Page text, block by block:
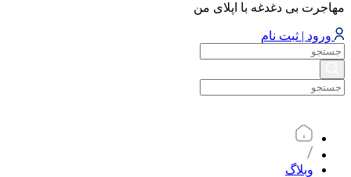
مهاجرت بی دغدغه با اپلای من
ورود | ثبت نام
وبلاگ